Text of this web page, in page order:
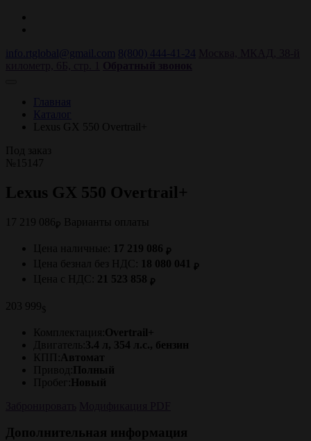
info.rtglobal@gmail.com 8(800) 444-41-24
Главная
Каталог
Lexus GX 550 Overtrail+
Под заказ
№15147
Lexus GX 550 Overtrail+
17 219 086 ₽ Варианты оплаты
Цена наличные: 17 219 086 ₽
Цена безнал без НДС: 18 080 041 ₽
Цена с НДС: 21 523 858 ₽
203 999 $
Комплектация: Overtrail+
Двигатель:
3.4 л, 354 л.с., бензин
КПП:
Автомат
Привод:
Полный
Пробег:
Новый
Дополнительная информация